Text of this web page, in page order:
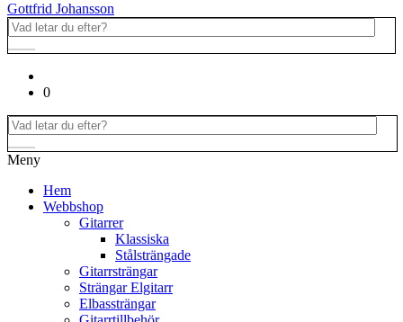
Gottfrid Johansson
0
Meny
Hem
Webbshop
Gitarrer
Klassiska
Stålsträngade
Gitarrsträngar
Strängar Elgitarr
Elbassträngar